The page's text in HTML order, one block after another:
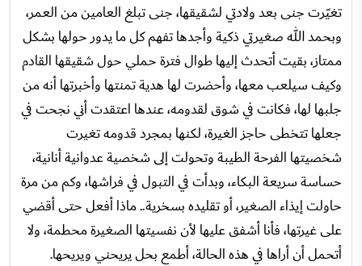
تغيّرت جنى بعد ولادتي لشقيقها، جنى تبلغ العامين من العمر،
وبحمد الله صغيرتي ذكية وأجدها تفهم كل ما يدور حولها بشكل
ممتاز، بقيت أتحدث إليها طوال فترة حملي حول شقيقها القادم
وكيف سيلعب معها، وأحضرت لها هدية تمنتها وأخبرتها أنه من
جلبها لها، فكانت في شوق لقدومه، عندها اعتقدت أني نجحت في
جعلها تتخطى حاجز الغيرة، لكنها بمجرد قدومه تغيرت
شخصيتها الفرحة الطيبة وتحولت إلى شخصية عدوانية أنانية،
حساسة سريعة البكاء، وبدأت في التبول في فراشها، وكم من مرة
حاولت إيذاء الصغير، أو تقليده بسخرية.. ماذا أفعل حتى أقضي
على غيرتها، فأنا أشفق عليها لأن نفسيتها الصغيرة محطمة، ولا
أتحمل أن أراها في هذه الحالة، أطمع بحل يريحني ويريحها.